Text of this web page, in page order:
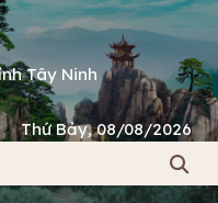
Tây Ninh
Thứ Bảy, 08/08/2026